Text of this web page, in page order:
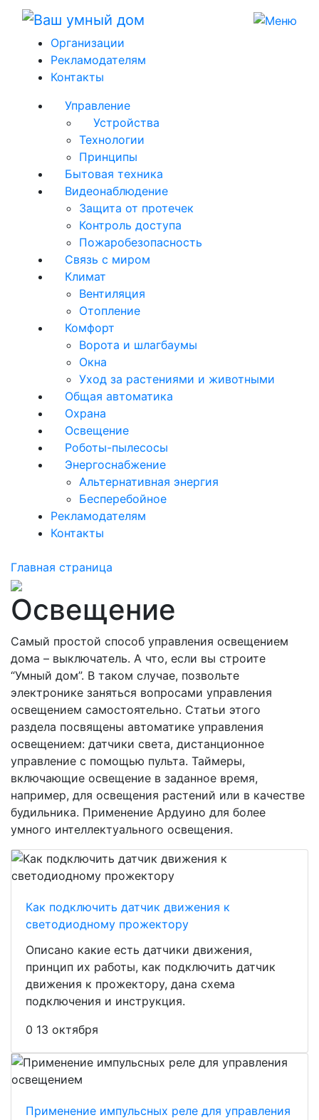
Организации
Рекламодателям
Контакты
Управление
Устройства
Технологии
Принципы
Бытовая техника
Видеонаблюдение
Защита от протечек
Контроль доступа
Пожаробезопасность
Связь с миром
Климат
Вентиляция
Отопление
Комфорт
Ворота и шлагбаумы
Окна
Уход за растениями и животными
Общая автоматика
Охрана
Освещение
Роботы-пылесосы
Энергоснабжение
Альтернативная энергия
Бесперебойное
Рекламодателям
Контакты
Главная страница
Освещение
Самый простой способ управления освещением
дома – выключатель. А что, если вы строите
“Умный дом”. В таком случае, позвольте
электронике заняться вопросами управления
освещением самостоятельно. Статьи этого
раздела посвящены автоматике управления
освещением: датчики света, дистанционное
управление с помощью пульта. Таймеры,
включающие освещение в заданное время,
например, для освещения растений или в качестве
будильника. Применение Ардуино для более
умного интеллектуального освещения.
Как подключить датчик движения к
светодиодному прожектору
Описано какие есть датчики движения,
принцип их работы, как подключить датчик
движения к прожектору, дана схема
подключения и инструкция.
0 13 октября
Применение импульсных реле для управления